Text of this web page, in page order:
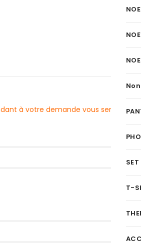
à votre demande vous sera
T-